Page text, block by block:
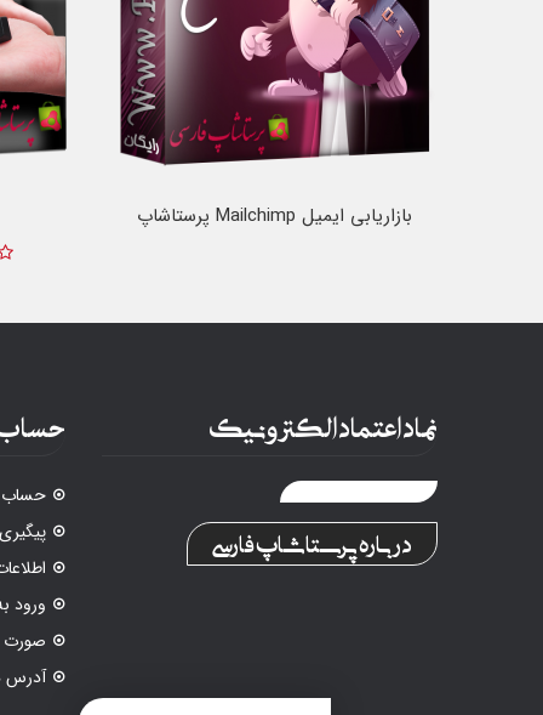
بازاریابی ایمیل Mailchimp پرستاشاپ
نماد اعتماد الکترونیک
درباره پرستاشاپ فارسی
حساب
ورود
صورت
آدرس